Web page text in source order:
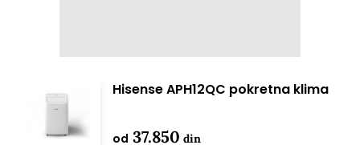
Hisense APH12QC pokretna klima
od 37.850 din